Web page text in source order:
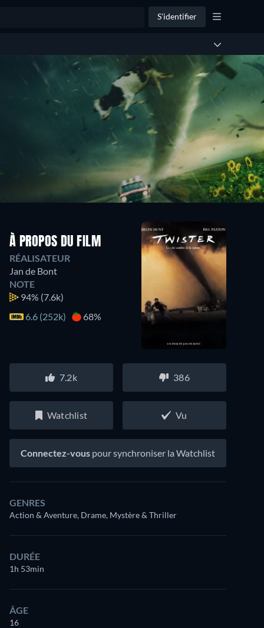
S'identifier
À PROPOS DU FILM
RÉALISATEUR
Jan de Bont
NOTE
94% (7.6k)
6.6 (252k)
68%
7.2k 386
Watchlist Vu
Connectez-vous pour synchroniser la Watchlist
GENRES
Action & Aventure, Drame, Mystère & Thriller
DURÉE
1h 53min
ÂGE
16